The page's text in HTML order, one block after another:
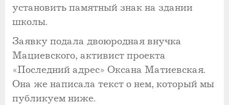
установить памятный знак на здании
школы.
Заявку подала двоюродная внучка
Мациевского, активист проекта
«Последний адрес» Оксана Матиевская.
Она же написала текст о нем, который мы
публикуем ниже.